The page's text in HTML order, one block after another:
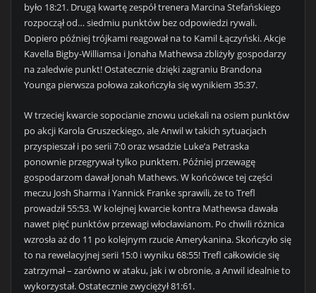
było 18:21. Drugą kwartę zespół trenera Marcina Stefańskiego
rozpoczął od… siedmiu punktów bez odpowiedzi rywali.
Dopiero później trójkami reagował na to Kamil Łączyński. Akcje
Kavella Bigby-Williamsa i Jonaha Mathewsa zbliżyły gospodarzy
na zaledwie punkt! Ostatecznie dzięki zagraniu Brandona
Younga pierwsza połowa zakończyła się wynikiem 35:37.
W trzeciej kwarcie sopocianie znowu uciekali na osiem punktów
po akcji Karola Gruszeckiego, ale Anwil w takich sytuacjach
przyspieszał i po serii 7:0 oraz wsadzie Luke’a Petraska
ponownie przegrywał tylko punktem. Później przewagę
gospodarzom dawał Jonah Mathews. W końcówce tej części
meczu Josh Sharma i Yannick Franke sprawili, że to Trefl
prowadził 55:53. W kolejnej kwarcie kontra Mathewsa dawała
nawet pięć punktów przewagi włocławianom. Po chwili różnica
wzrosła aż do 11 po kolejnym rzucie Amerykanina. Skończyło się
to na rewelacyjnej serii 15:0 i wyniku 68:55! Trefl całkowicie się
zatrzymał – zarówno w ataku, jak i w obronie, a Anwil idealnie to
wykorzystał. Ostatecznie zwyciężył 81:61.